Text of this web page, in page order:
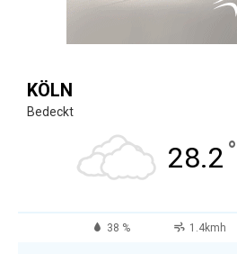
KÖLN
Bedeckt
28.2 °
38 % 1.4kmh